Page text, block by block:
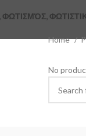
ΦΩΤΙΣΜΌΣ,
Home
No